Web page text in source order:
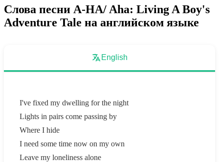
Слова песни A-HA/ Aha: Living A Boy's
Adventure Tale на английском языке
English
I've fixed my dwelling for the night
Lights in pairs come passing by
Where I hide
I need some time now on my own
Leave my loneliness alone